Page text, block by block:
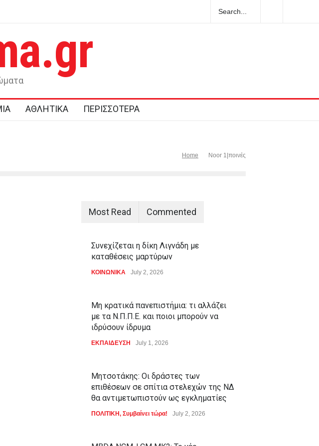
προσπαθώντας να σώσει τη φίλη της μπροστά σε ανήλικα
παιδιά
ΑΘΛΗΤΙΚΑ ΠΕΡΙΣΣΟΤΕΡΑ
Home Noor 1|ποινές
Most Read Commented
Συνεχίζεται η δίκη Λιγνάδη με
καταθέσεις μαρτύρων
ΚΟΙΝΩΝΙΚΑ July 2, 2026
Μη κρατικά πανεπιστήμια: τι αλλάζει
με τα Ν.Π.Π.Ε. και ποιοι μπορούν να
ιδρύσουν ίδρυμα
ΕΚΠΑΙΔΕΥΣΗ July 1, 2026
Μητσοτάκης: Οι δράστες των
επιθέσεων σε σπίτια στελεχών της ΝΔ
θα αντιμετωπιστούν ως εγκληματίες
ΠΟΛΙΤΙΚΗ, Συμβαίνει τώρα! July 2, 2026